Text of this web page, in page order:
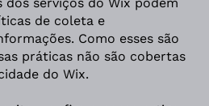
de coleta e
Como esses são
práticas não são cobertas
do Wix.